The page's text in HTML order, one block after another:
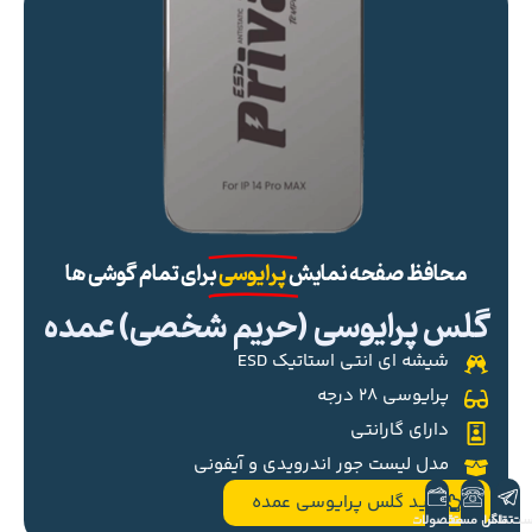
محافظ صفحه نمایشپرایوسیبرای تمام گوشی ها
گلس پرایوسی (حریم شخصی) عمده
شیشه ای انتی استاتیک ESD
پرایوسی ۲۸ درجه
دارای گارانتی
مدل لیست جور اندرویدی و آیفونی
خرید گلس پرایوسی عمده
تلگرام
تماس مستقیم
محصولات